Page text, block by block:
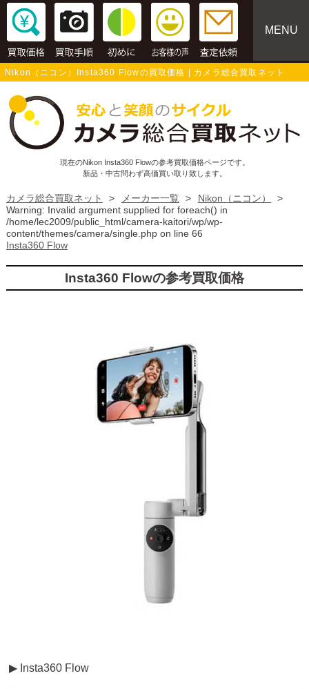
MENU
Nikon（ニコン）Insta360 Flowの買取価格 | カメラ総合買取ネット
現在のNikon Insta360 Flowの参考買取価格ページです。
新品・中古問わず高価買い取り致します。
カメラ総合買取ネット > メーカー一覧 > Nikon（ニコン）
>
Warning: Invalid argument supplied for foreach() in
/home/lec2009/public_html/camera-kaitori/wp/wp-
content/themes/camera/single.phpon line 66
Insta360 Flow
Insta360 Flowの参考買取価格
▶ Insta360 Flow